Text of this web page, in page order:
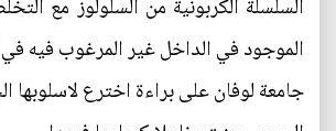
السلسلة الكربونية من السلولوز مع
الموجود في الداخل غير المرغوب فيه
جامعة لوفان على براءة اخترع لاسلوبها